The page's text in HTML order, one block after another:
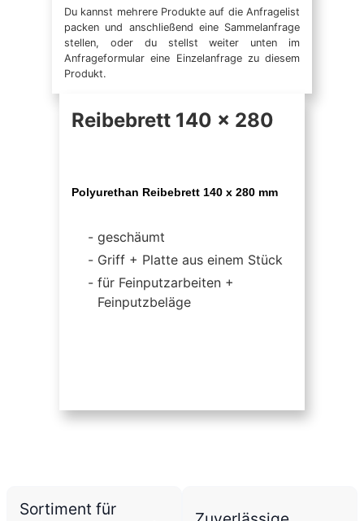
Du kannst mehrere Produkte auf die Anfragelist
packen und anschließend eine Sammelanfrage
stellen, oder du stellst weiter unten im
Anfrageformular eine Einzelanfrage zu diesem
Produkt.
Reibebrett 140 x 280
Polyurethan Reibebrett 140 x 280 mm
geschäumt
Griff + Platte aus einem Stück
für Feinputzarbeiten +
Feinputzbeläge
Sortiment für